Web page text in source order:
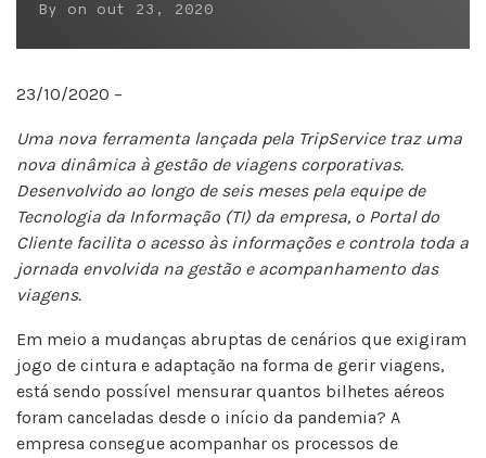
By on out 23, 2020
23/10/2020 –
Uma nova ferramenta lançada pela TripService traz uma
nova dinâmica à gestão de viagens corporativas.
Desenvolvido ao longo de seis meses pela equipe de
Tecnologia da Informação (TI) da empresa, o Portal do
Cliente facilita o acesso às informações e controla toda a
jornada envolvida na gestão e acompanhamento das
viagens.
Em meio a mudanças abruptas de cenários que exigiram
jogo de cintura e adaptação na forma de gerir viagens,
está sendo possível mensurar quantos bilhetes aéreos
foram canceladas desde o início da pandemia? A
empresa consegue acompanhar os processos de